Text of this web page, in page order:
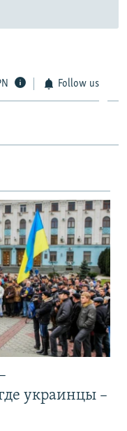
Follow us
украинцы –